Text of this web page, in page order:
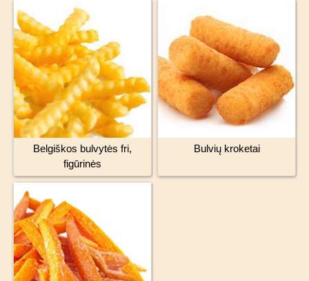
Belgiškos bulvytės fri,
figūrinės
Bulvių kroketai